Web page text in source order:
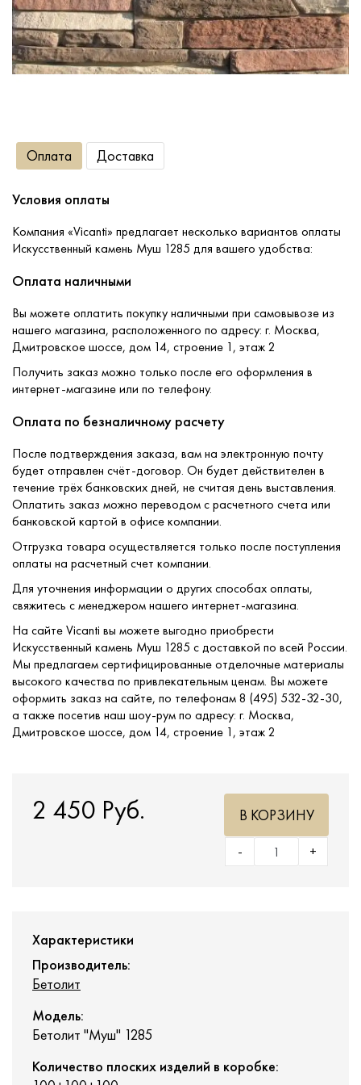
Сопутствующие товары
Услуги
Портфолио
Контакты
Оплата Доставка
Условия оплаты
Компания «Vicanti» предлагает несколько вариантов оплаты
Искусственный камень Муш 1285 для вашего удобства:
Оплата наличными
Вы можете оплатить покупку наличными при самовывозе из
нашего магазина, расположенного по адресу: г. Москва,
Дмитровское шоссе, дом 14, строение 1, этаж 2
Получить заказ можно только после его оформления в
интернет-магазине или по телефону.
Оплата по безналичному расчету
После подтверждения заказа, вам на электронную почту
будет отправлен счёт-договор. Он будет действителен в
течение трёх банковских дней, не считая день выставления.
Оплатить заказ можно переводом с расчетного счета или
банковской картой в офисе компании.
Отгрузка товара осуществляется только после поступления
оплаты на расчетный счет компании.
Для уточнения информации о других способах оплаты,
свяжитесь с менеджером нашего интернет-магазина.
На сайте Vicanti вы можете выгодно приобрести
Искусственный камень Муш 1285 с доставкой по всей России.
Мы предлагаем сертифицированные отделочные материалы
высокого качества по привлекательным ценам. Вы можете
оформить заказ на сайте, по телефонам 8 (495) 532-32-30,
а также посетив наш шоу-рум по адресу: г. Москва,
Дмитровское шоссе, дом 14, строение 1, этаж 2
2 450 Руб.
+
-
В КОРЗИНУ
Характеристики
Производитель:
Бетолит
Модель:
Бетолит "Муш" 1285
Количество плоских изделий в коробке: